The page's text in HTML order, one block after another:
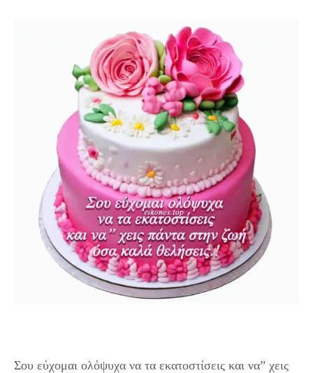
Σου εύχομαι ολόψυχα να τα εκατοστίσεις και να” χεις